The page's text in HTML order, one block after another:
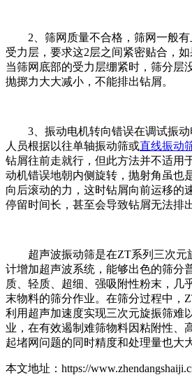
2、筛网质量不合格，筛网一般有
受力层，要求这2层之间紧密贴合，如
当筛网底部的受力层绷紧时，筛分层
抛掷力大大减小，不能排出钻屑。
3、振动电机转向错误在调试振动
人员根据以往单轴振动筛或直线振动
钻屑往前走就行，但此方法并不适用
动机错误地朝内侧旋转，抛射角虽也
向后滚动的力，这时钻屑向前运移的
停留时间长，甚至会导致钻屑无法排出
超声波振动筛是在ZT系列三次元
计增加超声波系统，能够出色的筛分
质、轻质、超细、强吸附性粉末，几
末物料的筛分作业。在筛分过程中，
利用超声加速度实现三次元旋振筛难
业，在有效遏制难筛物料因粘附性、
起堵网问题的同时精度和处理量也大
本文地址：https://